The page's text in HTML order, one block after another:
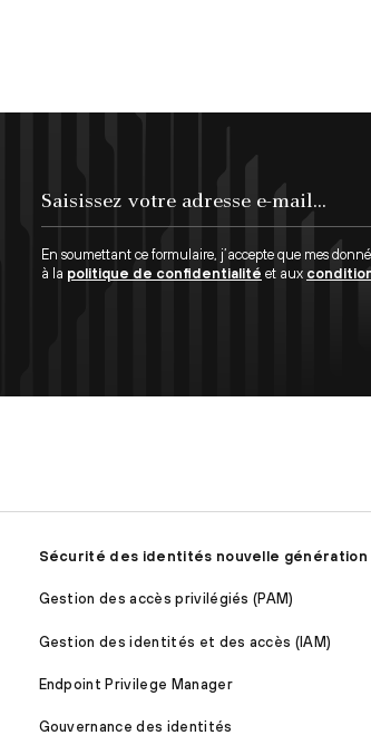
En soumettant ce formulaire, j’accepte que mes
à la politique de confidentialité et aux
Sécurité des identités nouvelle génération
Gestion des accès privilégiés (PAM)
Gestion des identités et des accès (IAM)
Endpoint Privilege Manager
Gouvernance des identités